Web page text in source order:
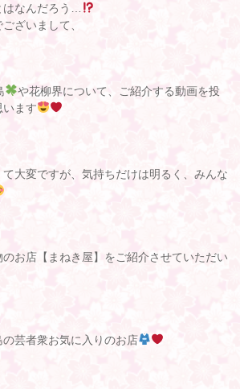
なんだろう…
ざいまして、
や花柳界について、ご紹介する動画を投
います
大変ですが、気持ちだけは明るく、みんな
お店【まねき屋】をご紹介させていただい
芸者衆お気に入りのお店